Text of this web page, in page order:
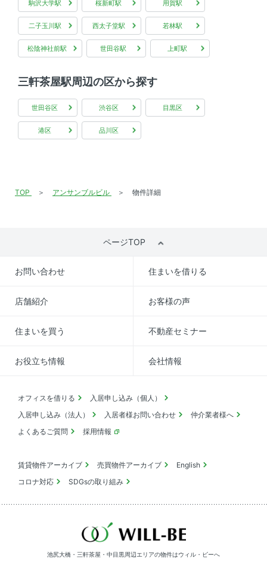
駒沢大学駅 桜新町駅 用賀駅
二子玉川駅 西太子堂駅 若林駅
松陰神社前駅 世田谷駅 上町駅
三軒茶屋駅周辺の区から探す
世田谷区 渋谷区 目黒区
港区 品川区
TOP アンサンブルビル 物件詳細
ページTOP
お問い合わせ 住まいを借りる
店舗紹介 お客様の声
住まいを買う 不動産セミナー
お役立ち情報 会社情報
オフィスを借りる
入居申し込み（個人）
入居申し込み（法人）
入居者様お問い合わせ
仲介業者様へ
よくあるご質問
採用情報
賃貸物件アーカイブ 売買物件アーカイブ
English
コロナ対応
SDGsの取り組み
池尻大橋・三軒茶屋・中目黒周辺エリアの物件はウィル・ビーへ